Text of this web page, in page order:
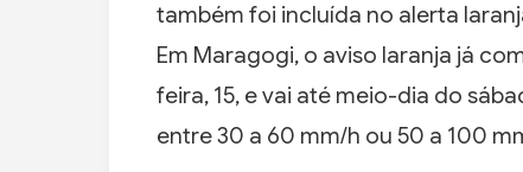
também foi incluída no alerta
Em Maragogi, o aviso laranja já
feira, 15, e vai até meio-dia do
entre 30 a 60 mm/h ou 50 a 100